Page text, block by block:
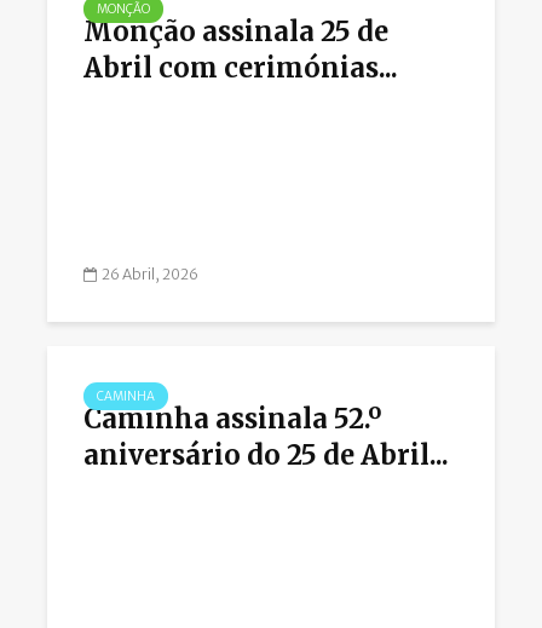
MONÇÃO
Monção assinala 25 de
Abril com cerimónias...
26 Abril, 2026
CAMINHA
Caminha assinala 52.º
aniversário do 25 de Abril...